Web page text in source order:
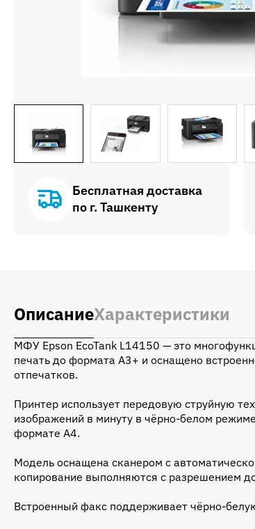
Бесплатная доставка
по г. Ташкенту
ОписаниеХарактеристики
МФУ Epson EcoTank L14150 — это
печать до формата A3+ и оснащено
отпечатков.
Принтер использует передовую струйную
изображений в минуту в чёрно-белом
формате A4.
Модель оснащена сканером с
копирование выполняются с разрешением
Встроенный факс поддерживает чёрно-